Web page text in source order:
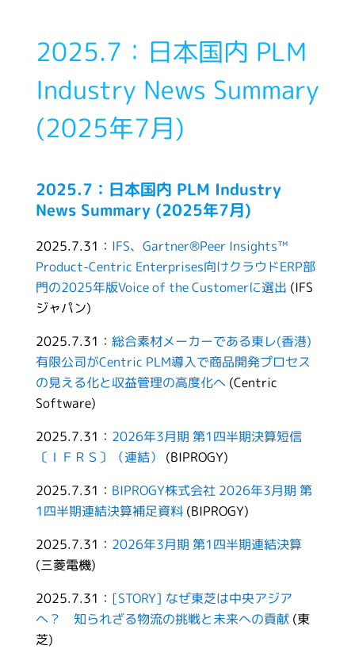
2025.7：日本国内 PLM
Industry News Summary
(2025年7月)
2025.7：日本国内 PLM Industry
News Summary (2025年7月)
2025.7.31： IFS、Gartner®Peer Insights™
Product-Centric Enterprises向けクラウドERP部
門の2025年版Voice of the Customerに選出 (IFS
ジャパン)
2025.7.31： 総合素材メーカーである東レ(香港)
有限公司がCentric PLM導入で商品開発プロセス
の見える化と収益管理の高度化へ (Centric
Software)
2025.7.31： 2026年3月期 第1四半期決算短信
〔ＩＦＲＳ〕（連結）
(BIPROGY)
2025.7.31： BIPROGY株式会社 2026年3月期 第
1四半期連結決算補足資料(BIPROGY)
2025.7.31： 2026年3月期 第1四半期連結決算
(三菱電機)
2025.7.31： [STORY] なぜ東芝は中央アジア
へ？ 知られざる物流の挑戦と未来への貢献(東
芝)